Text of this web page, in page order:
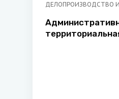
ДЕЛОПРОИЗВОДСТВО